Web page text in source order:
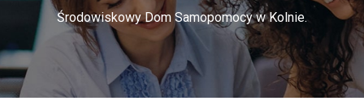
Środowiskowy Dom Samopomocy w Kolnie.